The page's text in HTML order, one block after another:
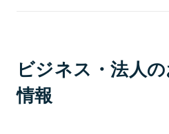
ビジネス・法人
情報